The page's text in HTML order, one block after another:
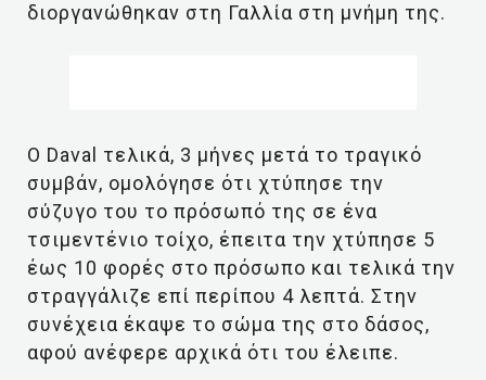
διοργανώθηκαν στη Γαλλία στη μνήμη της.
Ο Daval τελικά, 3 μήνες μετά το τραγικό
συμβάν, ομολόγησε ότι χτύπησε την
σύζυγο του το πρόσωπό της σε ένα
τσιμεντένιο τοίχο, έπειτα την χτύπησε 5
έως 10 φορές στο πρόσωπο και τελικά την
στραγγάλιζε επί περίπου 4 λεπτά. Στην
συνέχεια έκαψε το σώμα της στο δάσος,
αφού ανέφερε αρχικά ότι του έλειπε.